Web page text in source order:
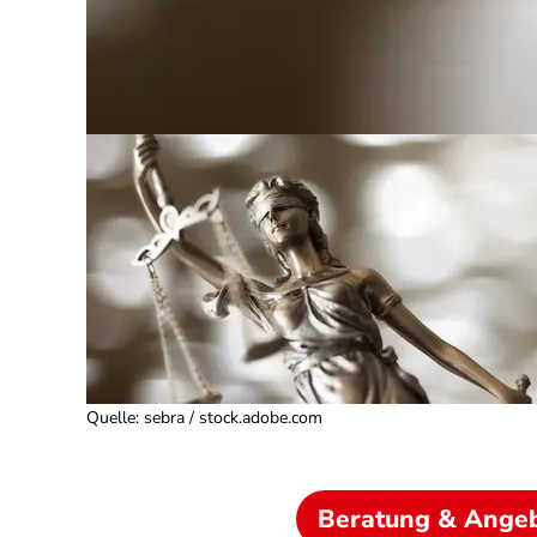
Quelle: sebra / stock.adobe.com
Beratung &